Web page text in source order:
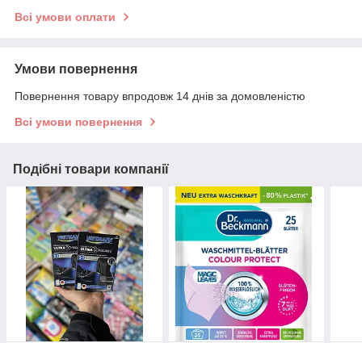
Всі умови оплати
Умови повернення
Повернення товару впродовж 14 днів за домовленістю
Всі умови повернення
Подібні товари компанії